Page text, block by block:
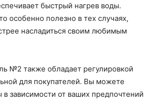
быстрый нагрев воды.
особенно полезно в тех случаях,
насладиться своим любимым
№2 также обладает регулировкой
для покупателей. Вы можете
зависимости от ваших предпочтений